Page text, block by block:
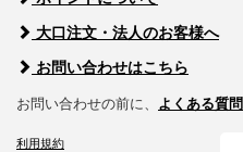
大口注文・法人のお客様へ
お問い合わせはこちら
お問い合わせの前に、 よくある質問
利用規約